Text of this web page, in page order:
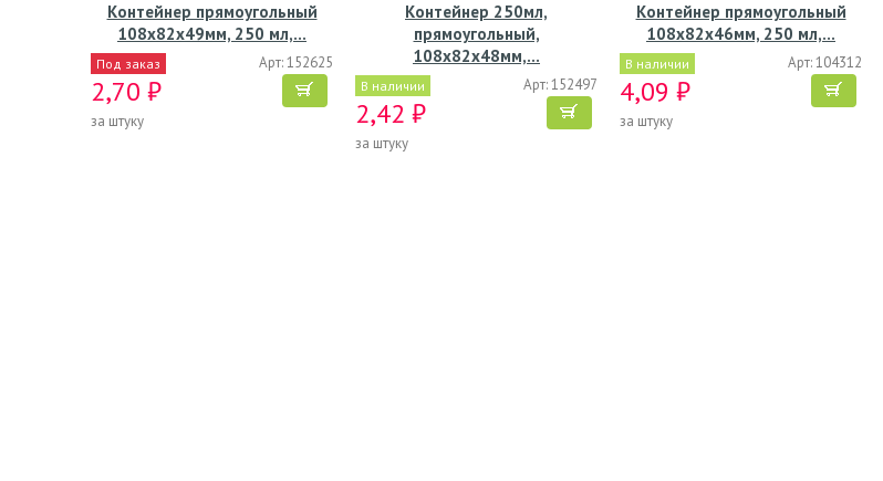
Контейнер прямоугольный
108х82х49мм, 250 мл,…
Под заказ Арт: 152625
2,70 ₽
за штуку
Контейнер 250мл,
прямоугольный,
108х82х48мм,…
В наличии Арт: 152497
2,42 ₽
за штуку
Контейнер прямоугольный
108х82х46мм, 250 мл,…
В наличии Арт: 104312
4,09 ₽
за штуку